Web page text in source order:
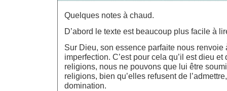
Quelques notes à chaud.
D’abord le texte est beaucoup plus facile à
Sur Dieu, son essence parfaite nous renvoie
imperfection. C’est pour cela qu’il est dieu
religions, nous ne pouvons que lui être
religions, bien qu’elles refusent de
domination.